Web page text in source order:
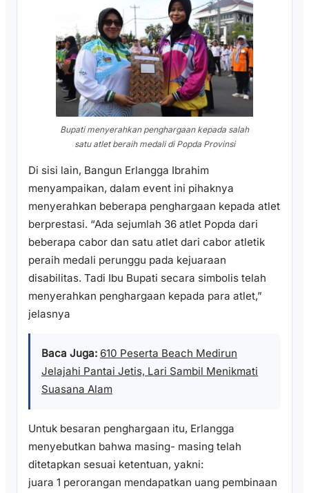
Bupati menyerahkan penghargaan kepada salah
satu atlet beraih medali di Popda Provinsi
Di sisi lain, Bangun Erlangga Ibrahim
menyampaikan, dalam event ini pihaknya
menyerahkan beberapa penghargaan kepada atlet
berprestasi. “Ada sejumlah 36 atlet Popda dari
beberapa cabor dan satu atlet dari cabor atletik
peraih medali perunggu pada kejuaraan
disabilitas. Tadi Ibu Bupati secara simbolis telah
menyerahkan penghargaan kepada para atlet,”
jelasnya
Baca Juga: 610 Peserta Beach Medirun
Jelajahi Pantai Jetis, Lari Sambil Menikmati
Suasana Alam
Untuk besaran penghargaan itu, Erlangga
menyebutkan bahwa masing- masing telah
ditetapkan sesuai ketentuan, yakni:
juara 1 perorangan mendapatkan uang pembinaan